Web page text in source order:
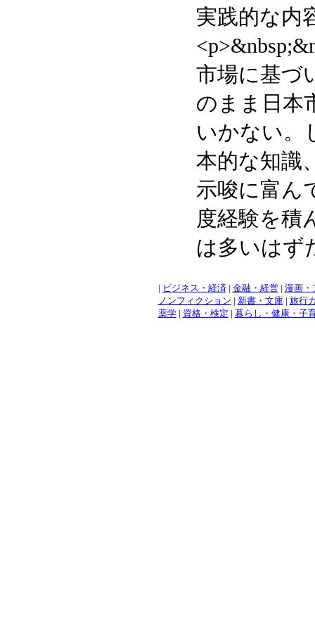
実践的な内
市場に基づ
のまま日本
いかない。
本的な知識
示唆に富ん
度経験を積
は多いはず
| ビジネス・経済 | 金融・経営| 漫画・
ノンフィクション | 新書・文庫| 旅行
薬学| 資格・検定 | 暮らし・健康・子